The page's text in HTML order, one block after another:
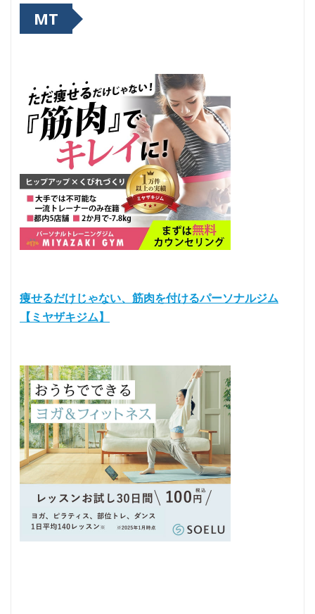
MT
痩せるだけじゃない、筋肉を付けるパーソナルジム
【ミヤザキジム】